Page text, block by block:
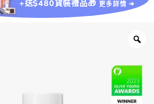
+送$480貨裝禮品🎁 更多詳情 ➜